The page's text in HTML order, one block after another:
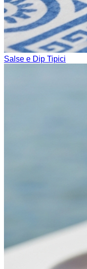
Salse e Dip Tipici